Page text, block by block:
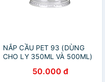
NẮP CẦU PET 93 (DÙNG
CHO LY 350ML VÀ 500ML)
50.000 đ